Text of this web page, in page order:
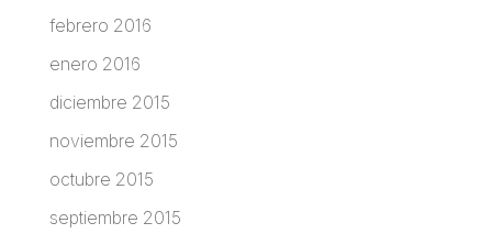
febrero 2016
enero 2016
diciembre 2015
noviembre 2015
octubre 2015
septiembre 2015